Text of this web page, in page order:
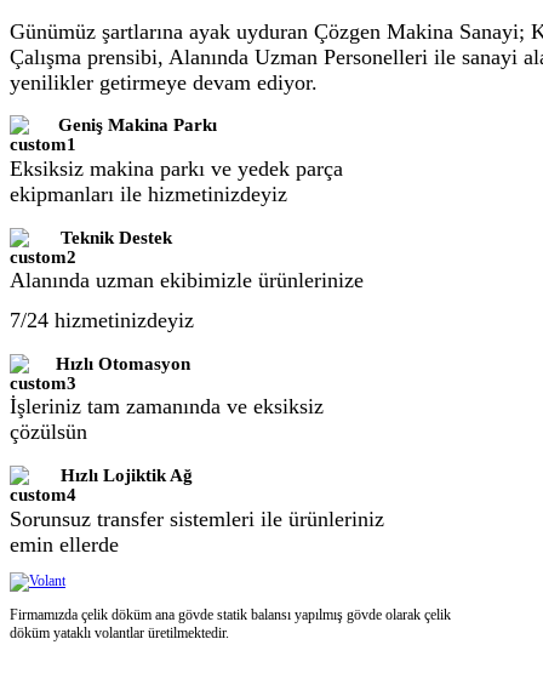
Günümüz şartlarına ayak uyduran Çözgen Makina Sanayi;
Çalışma prensibi, Alanında Uzman Personelleri ile sanayi
yenilikler getirmeye devam ediyor.
Geniş Makina Parkı
Eksiksiz makina parkı ve yedek parça
ekipmanları ile hizmetinizdeyiz
Teknik Destek
Alanında uzman ekibimizle ürünlerinize
7/24 hizmetinizdeyiz
Hızlı Otomasyon
İşleriniz tam zamanında ve eksiksiz
çözülsün
Hızlı Lojiktik Ağ
Sorunsuz transfer sistemleri ile ürünleriniz
emin ellerde
Firmamızda çelik döküm ana gövde statik balansı yapılmış gövde olarak çelik
döküm yataklı volantlar üretilmektedir.